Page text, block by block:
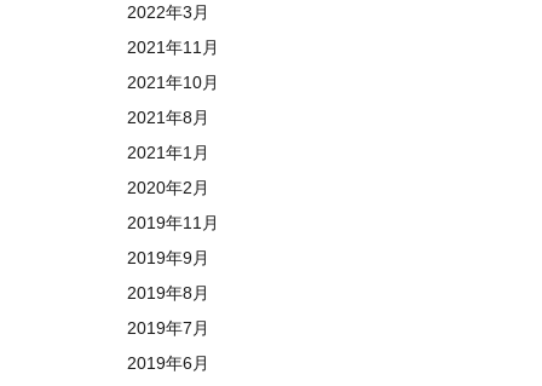
2022年3月
2021年11月
2021年10月
2021年8月
2021年1月
2020年2月
2019年11月
2019年9月
2019年8月
2019年7月
2019年6月